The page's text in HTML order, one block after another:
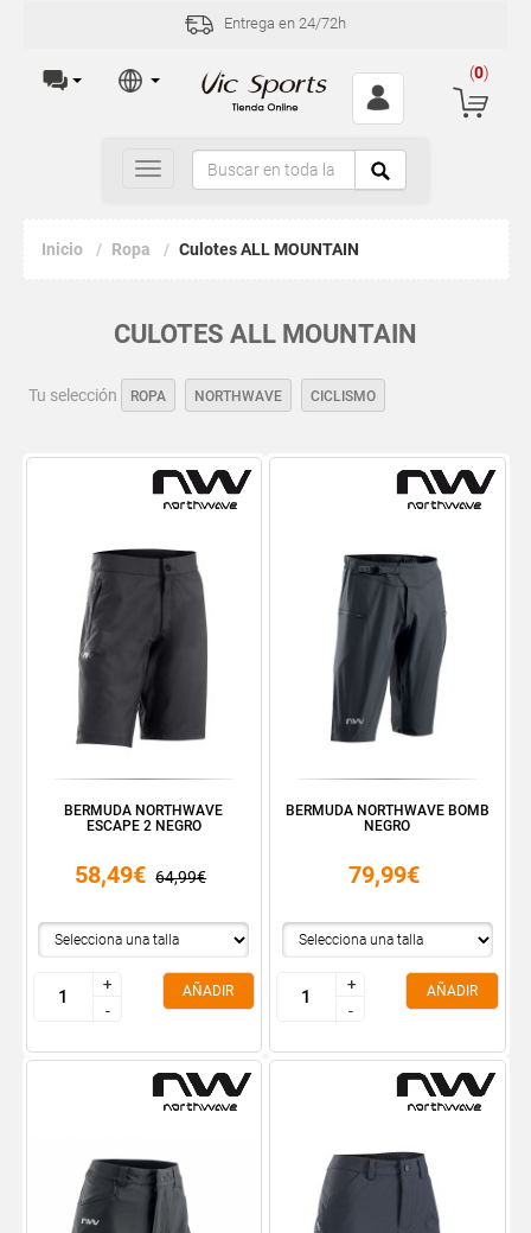
Entrega en 24/72h
(0)
Toggle
navigation
Inicio Ropa Culotes ALL MOUNTAIN
CULOTES ALL MOUNTAIN
Tu selección ROPA NORTHWAVE CICLISMO
BERMUDA NORTHWAVE
ESCAPE 2 NEGRO
58,49€ 64,99€
+
-
+
-
AÑADIR
BERMUDA NORTHWAVE BOMB
NEGRO
79,99€
+
-
+
-
AÑADIR